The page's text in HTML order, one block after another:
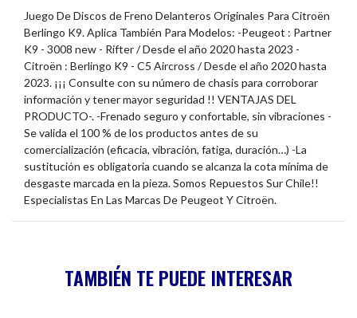
Juego De Discos de Freno Delanteros Originales Para Citroën
Berlingo K9. Aplica También Para Modelos: -Peugeot : Partner
K9 - 3008 new - Rifter / Desde el año 2020 hasta 2023 -
Citroën : Berlingo K9 - C5 Aircross / Desde el año 2020 hasta
2023. ¡¡¡ Consulte con su número de chasis para corroborar
información y tener mayor seguridad !! VENTAJAS DEL
PRODUCTO-. -Frenado seguro y confortable, sin vibraciones -
Se valida el 100 % de los productos antes de su
comercialización (eficacia, vibración, fatiga, duración…) -La
sustitución es obligatoria cuando se alcanza la cota mínima de
desgaste marcada en la pieza. Somos Repuestos Sur Chile!!
Especialistas En Las Marcas De Peugeot Y Citroën.
TAMBIÉN TE PUEDE INTERESAR